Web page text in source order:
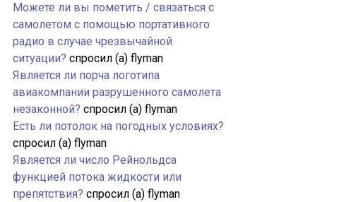
Можете ли вы пометить / связаться с
самолетом с помощью портативного
радио в случае чрезвычайной
ситуации? спросил (а) flyman
Является ли порча логотипа
авиакомпании разрушенного самолета
незаконной? спросил (а) flyman
Есть ли потолок на погодных условиях?
спросил (а) flyman
Является ли число Рейнольдса
функцией потока жидкости или
препятствия? спросил (а) flyman